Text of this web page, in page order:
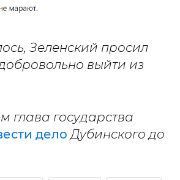
Зеленский просил
выйти из
глава государства
дело Дубинского до